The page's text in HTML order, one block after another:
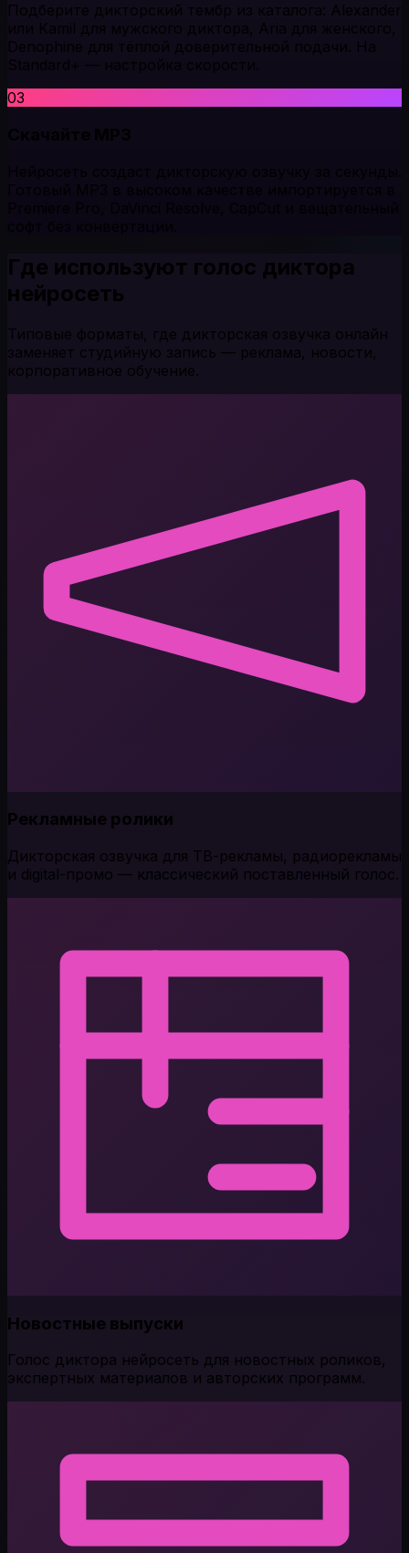
Подберите дикторский тембр из каталога: Alexander
или Kamil для мужского диктора, Aria для женского,
Denophine для тёплой доверительной подачи. На
Standard+ — настройка скорости.
03
Где используют голос диктора
нейросеть
Типовые форматы, где дикторская озвучка онлайн
заменяет студийную запись — реклама, новости,
корпоративное обучение.
Рекламные ролики
Дикторская озвучка для ТВ-рекламы, радиорекламы
и digital-промо — классический поставленный голос.
Новостные выпуски
Голос диктора нейросеть для новостных роликов,
экспертных материалов и авторских программ.